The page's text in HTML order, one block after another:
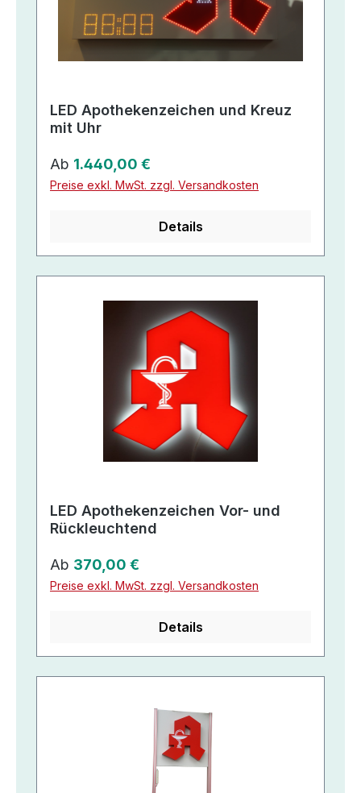
LED Apothekenzeichen und Kreuz
mit Uhr
Regulärer Preis:
Ab 1.440,00 €
Preise exkl. MwSt. zzgl. Versandkosten
Details
LED Apothekenzeichen Vor- und
Rückleuchtend
Regulärer Preis:
Ab 370,00 €
Preise exkl. MwSt. zzgl. Versandkosten
Details